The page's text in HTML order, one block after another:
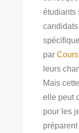
étudiants
par
leurs
Mais
elle peut
pour les